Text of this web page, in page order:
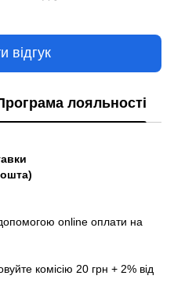
відгук
лояльності
online оплати на
комісію 20 грн + 2% від